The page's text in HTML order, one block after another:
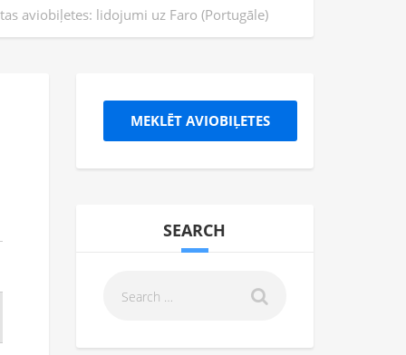
aviobiļetes: lidojumi uz Faro (Portugāle)
MEKLĒT AVIOBIĻETES
SEARCH